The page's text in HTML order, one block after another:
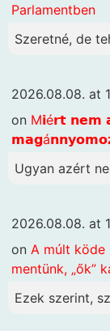
Parlamentben
Szeretné, de
2026.08.08. at
on M𝗶é𝗿𝘁 𝗻𝗲𝗺
Ugyan azért
2026.08.08. at
on A múlt köde
mentünk, „ők”
Ezek szerint,